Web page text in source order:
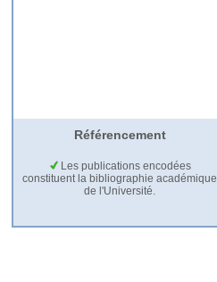
Référencement
Les publications encodées
constituent la bibliographie académique
de l'Université.